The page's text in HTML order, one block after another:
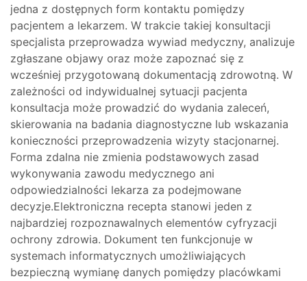
jedna z dostępnych form kontaktu pomiędzy
pacjentem a lekarzem. W trakcie takiej konsultacji
specjalista przeprowadza wywiad medyczny, analizuje
zgłaszane objawy oraz może zapoznać się z
wcześniej przygotowaną dokumentacją zdrowotną. W
zależności od indywidualnej sytuacji pacjenta
konsultacja może prowadzić do wydania zaleceń,
skierowania na badania diagnostyczne lub wskazania
konieczności przeprowadzenia wizyty stacjonarnej.
Forma zdalna nie zmienia podstawowych zasad
wykonywania zawodu medycznego ani
odpowiedzialności lekarza za podejmowane
decyzje.Elektroniczna recepta stanowi jeden z
najbardziej rozpoznawalnych elementów cyfryzacji
ochrony zdrowia. Dokument ten funkcjonuje w
systemach informatycznych umożliwiających
bezpieczną wymianę danych pomiędzy placówkami